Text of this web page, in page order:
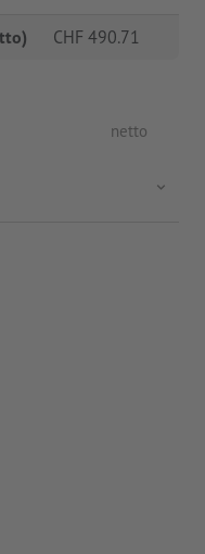
CHF 490.71
netto